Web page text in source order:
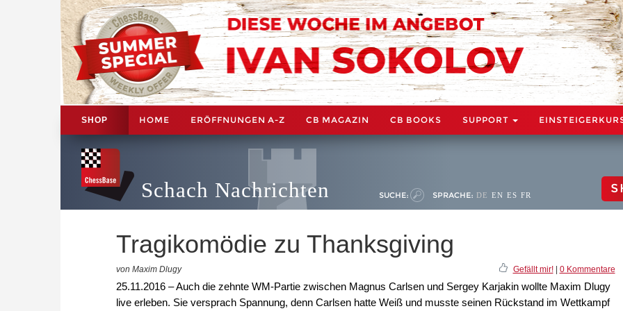
SHOP HOME ERÖFFNUNGEN A-Z CB MAGAZIN CB BOOKS SUPPORT
Schach Nachrichten SUCHE: SPRACHE: DE EN ES FR
Tragikomödie zu Thanksgiving
von Maxim Dlugy Gefällt mir!| 0 Kommentare
25.11.2016 – Auch die zehnte WM-Partie zwischen Magnus Carlsen und Sergey Karjakin wollte Maxim Dlugy
live erleben. Sie versprach Spannung, denn Carlsen hatte Weiß und musste seinen Rückstand im Wettkampf